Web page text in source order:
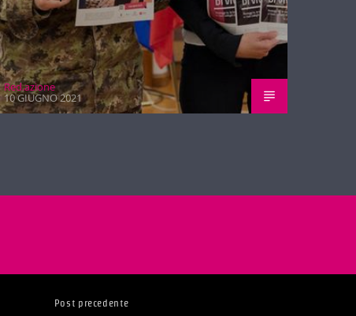
Red.azione
10 GIUGNO 2021
Post precedente